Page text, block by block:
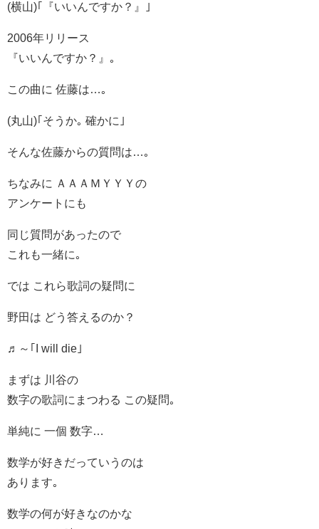
(横山)｢『いいんですか？』｣
2006年リリース
『いいんですか？』｡
この曲に 佐藤は…｡
(丸山)｢そうか｡ 確かに｣
そんな佐藤からの質問は…｡
ちなみに ＡＡＡＭＹＹＹの
アンケートにも
同じ質問があったので
これも一緒に｡
では これら歌詞の疑問に
野田は どう答えるのか？
♬～｢I will die｣
まずは 川谷の
数字の歌詞にまつわる この疑問｡
単純に 一個 数字…
数学が好きだっていうのは
あります｡
数学の何が好きなのかな